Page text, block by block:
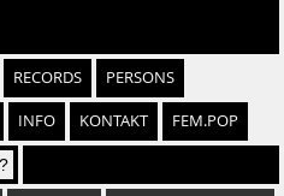
RECORDS PERSONS
INFO KONTAKT FEM.POP